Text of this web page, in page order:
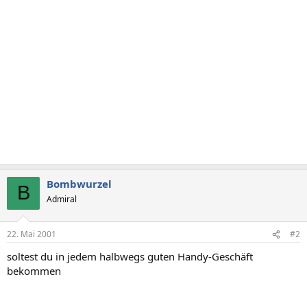
B Bombwurzel
Admiral
22. Mai 2001 #2
soltest du in jedem halbwegs guten Handy-Geschäft
bekommen